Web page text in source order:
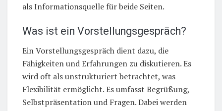
als Informationsquelle für beide Seiten.
Was ist ein Vorstellungsgespräch?
Ein Vorstellungsgespräch dient dazu, die
Fähigkeiten und Erfahrungen zu diskutieren. Es
wird oft als unstrukturiert betrachtet, was
Flexibilität ermöglicht. Es umfasst Begrüßung,
Selbstpräsentation und Fragen. Dabei werden